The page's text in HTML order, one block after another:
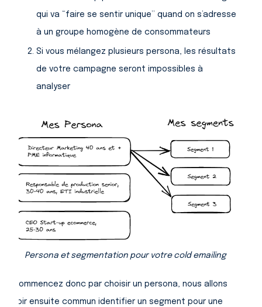
qui va “faire se sentir unique” quand on s’adresse
à un groupe homogène de consommateurs
Si vous mélangez plusieurs persona, les résultats
de votre campagne seront impossibles à
analyser
Persona et segmentation pour votre cold emailing
Commencez donc par choisir un persona, nous allons
voir ensuite commun identifier un segment pour une